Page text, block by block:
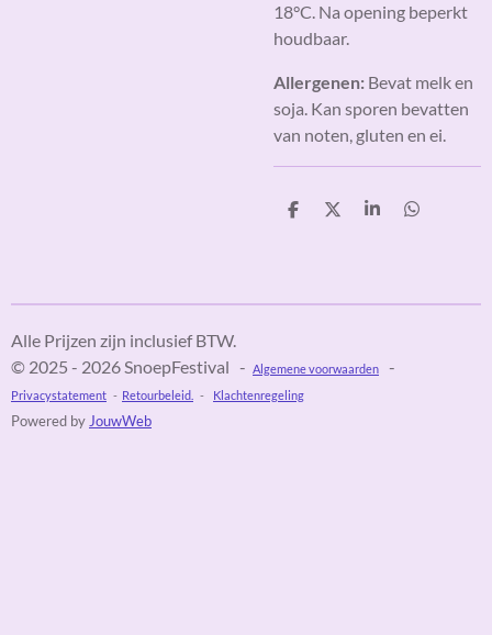
18°C. Na opening beperkt
houdbaar.
Allergenen: Bevat melk en
soja. Kan sporen bevatten
van noten, gluten en ei.
D
D
S
D
Alle Prijzen zijn inclusief BTW.
© 2025 - 2026 SnoepFestival - Algemene voorwaarden -
Privacystatement - Retourbeleid. - Klachtenregeling
Powered by JouwWeb